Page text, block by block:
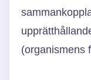
(organismens